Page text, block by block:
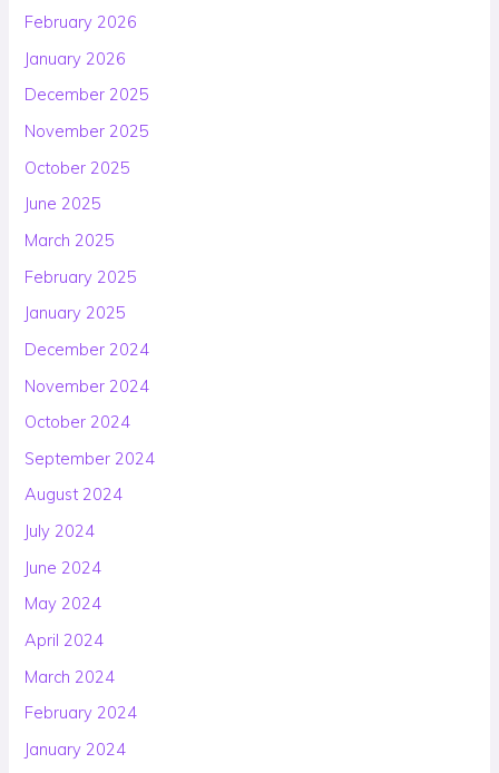
February 2026
January 2026
December 2025
November 2025
October 2025
June 2025
March 2025
February 2025
January 2025
December 2024
November 2024
October 2024
September 2024
August 2024
July 2024
June 2024
May 2024
April 2024
March 2024
February 2024
January 2024